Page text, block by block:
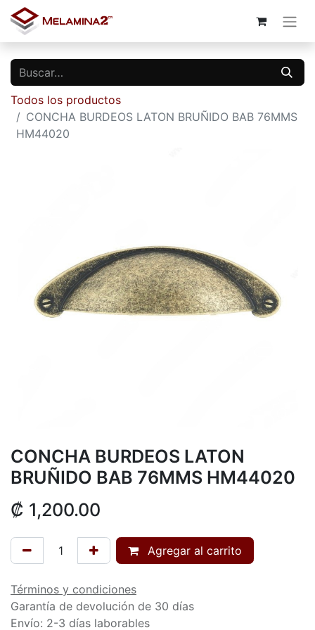
Todos los productos
CONCHA BURDEOS LATON BRUÑIDO BAB 76MMS
HM44020
CONCHA BURDEOS LATON
BRUÑIDO BAB 76MMS HM44020
₡ 1,200.00
Agregar al carrito
Términos y condiciones
Garantía de devolución de 30 días
Envío: 2-3 días laborables